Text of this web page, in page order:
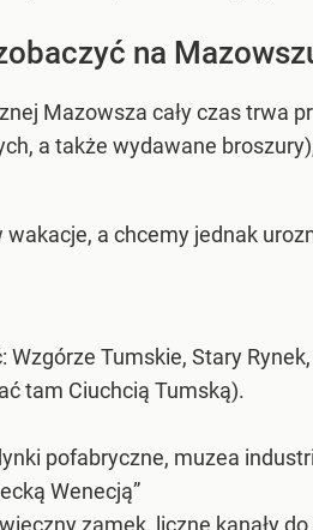
na
Mazowsza cały czas trwa
a także wydawane
wakacje, a chcemy jednak
Tumskie, Stary
tam Ciuchcią Tumską).
pofabryczne, muzea
Wenecją”
zamek, liczne kanały